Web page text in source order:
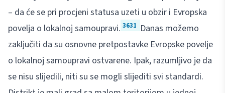
– da će se pri procjeni statusa uzeti u obzir i Evropska
povelja o lokalnoj samoupravi. 3631 Danas možemo
zaključiti da su osnovne pretpostavke Evropske povelje
o lokalnoj samoupravi ostvarene. Ipak, razumljivo je da
se nisu slijedili, niti su se mogli slijediti svi standardi.